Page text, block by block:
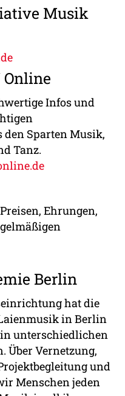
Musik
Infos und
Sparten Musik,
Tanz.
Ehrungen,
Berlin
hat die
in Berlin
unterschiedlichen
Über Vernetzung,
und
Menschen jeden